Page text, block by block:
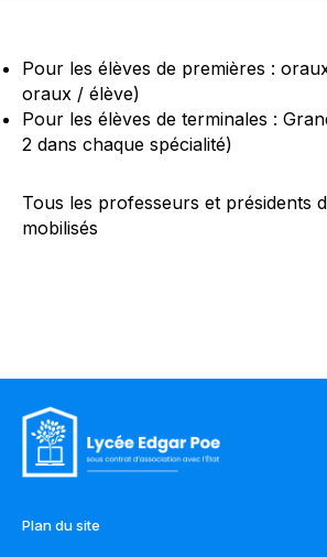
Pour les élèves de premières :
oraux / élève)
Pour les élèves de terminales :
2 dans chaque spécialité)
Tous les professeurs et présidents
mobilisés
Plan du site